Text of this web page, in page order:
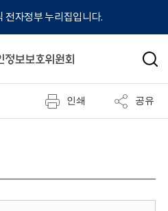
전자정부 누리집입니다.
검
인쇄 공유